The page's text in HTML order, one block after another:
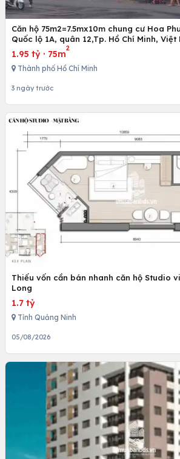
Căn hộ 75m2=7.5mx10m chung cư Hoa
Quốc lộ 1A, quân 12,Tp. Hồ Chí Minh, Việt
1.95 tỷ · 75m
2
Thành phố Hồ Chí Minh
3 ngày trước
Thiếu vốn cần bán nhanh căn hộ Studio
Long
1.7 tỷ
Tỉnh Quảng Ninh
05/08/2026